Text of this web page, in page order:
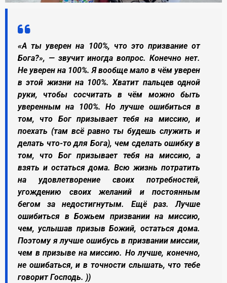
«А ты уверен на 100%, что это призвание от
Бога?», — звучит иногда вопрос. Конечно нет.
Не уверен на 100%. Я вообще мало в чём уверен
в этой жизни на 100%. Хватит пальцев одной
руки, чтобы сосчитать в чём можно быть
уверенным на 100%. Но лучше ошибиться в
том, что Бог призывает тебя на миссию, и
поехать (там всё равно ты будешь служить и
делать что-то для Бога), чем сделать ошибку в
том, что Бог призывает тебя на миссию, а
взять и остаться дома. Всю жизнь потратить
на удовлетворение своих потребностей,
угождению своих желаний и постоянным
бегом за недостигнутым. Ещё раз. Лучше
ошибиться в Божьем призвании на миссию,
чем, услышав призыв Божий, остаться дома.
Поэтому я лучше ошибусь в призвании миссии,
чем в призыве на миссию. Но лучше, конечно,
не ошибаться, и в точности слышать, что тебе
говорит Господь. ))